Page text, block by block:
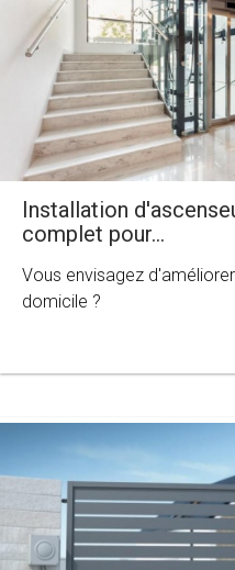
Installation
complet pour...
Vous envisagez
domicile ?